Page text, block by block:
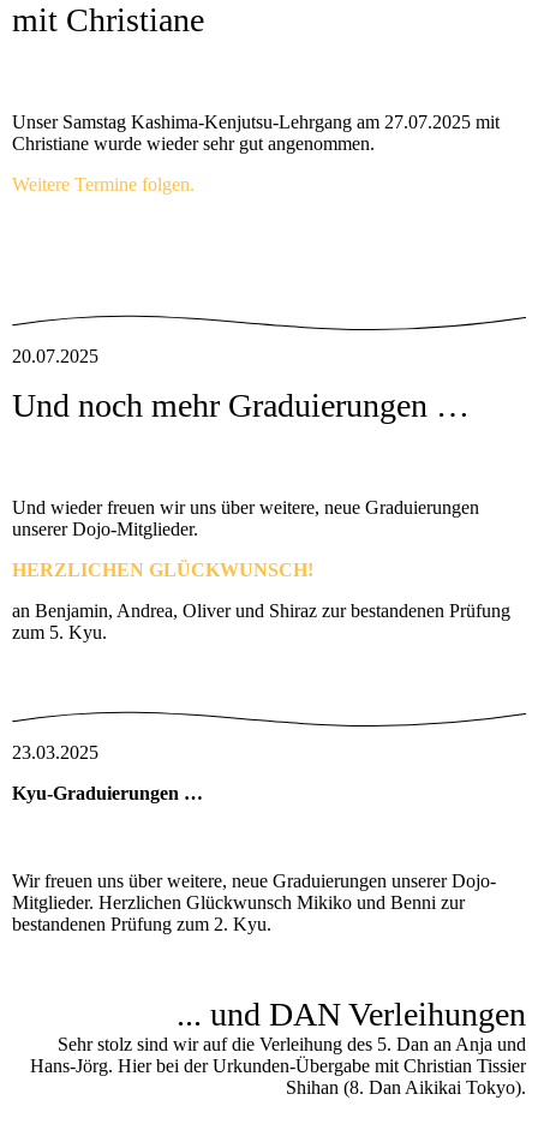
mit Christiane
Unser Samstag Kashima-Kenjutsu-Lehrgang am 27.07.2025 mit
Christiane wurde wieder sehr gut angenommen.
Weitere Termine folgen.
20.07.2025
Und noch mehr Graduierungen …
Und wieder freuen wir uns über weitere, neue Graduierungen
unserer Dojo-Mitglieder.
HERZLICHEN GLÜCKWUNSCH!
an Benjamin, Andrea, Oliver und Shiraz zur bestandenen Prüfung
zum 5. Kyu.
23.03.2025
Kyu-Graduierungen …
Wir freuen uns über weitere, neue Graduierungen unserer Dojo-
Mitglieder. Herzlichen Glückwunsch Mikiko und Benni zur
bestandenen Prüfung zum 2. Kyu.
... und DAN Verleihungen
Sehr stolz sind wir auf die Verleihung des 5. Dan an Anja und
Hans-Jörg. Hier bei der Urkunden-Übergabe mit Christian Tissier
Shihan (8. Dan Aikikai Tokyo).